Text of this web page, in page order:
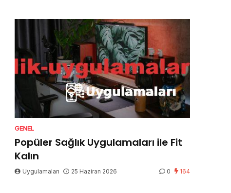
GENEL
Popüler Sağlık Uygulamaları ile Fit
Kalın
Uygulamaları 25 Haziran 2026 0 164